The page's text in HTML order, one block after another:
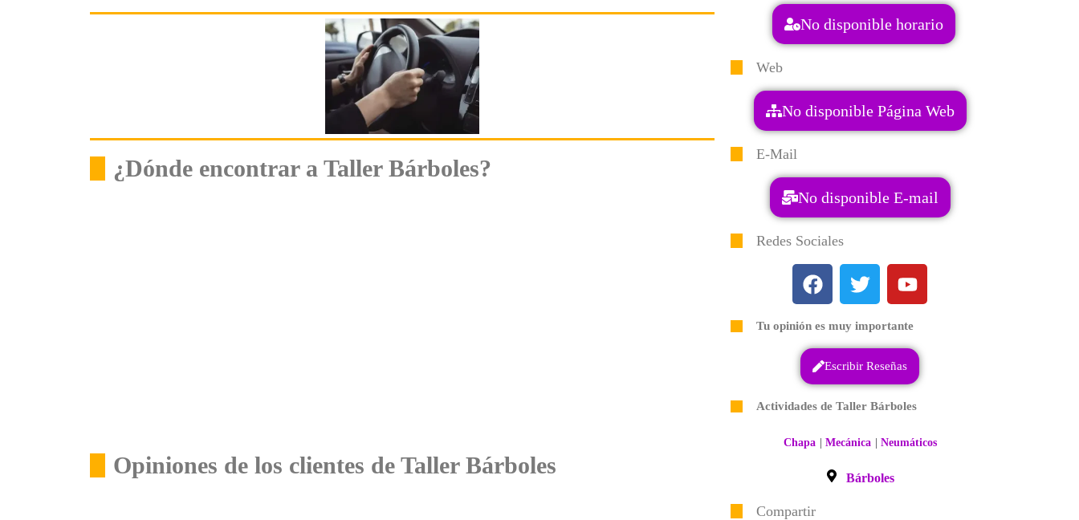
¿Dónde encontrar a Taller Bárboles?
Opiniones de los clientes de Taller Bárboles
No disponible horario
Web
No disponible Página Web
E-Mail
No disponible E-mail
Redes Sociales
Tu opinión es muy importante
Escribir Reseñas
Actividades de Taller Bárboles
Chapa | Mecánica | Neumáticos
Bárboles
Compartir